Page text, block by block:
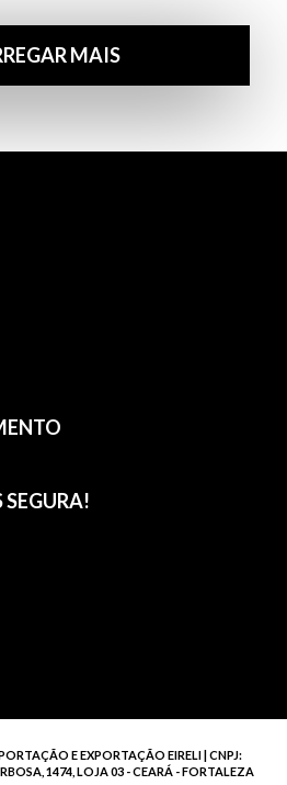
MAIS
E EXPORTAÇÃO EIRELI | CNPJ:
1474, LOJA 03 - CEARÁ - FORTALEZA